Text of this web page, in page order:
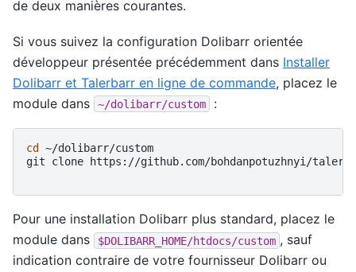
de deux manières courantes.
Si vous suivez la configuration Dolibarr orientée
développeur présentée précédemment dans Installer
Dolibarr et Talerbarr en ligne de commande, placez le
module dans
~/dolibarr/custom :
cd
~/dolibarr/custom
git
clone https://github.com/bohdanpotuzhnyi/
Pour une installation Dolibarr plus standard, placez le
module dans
$DOLIBARR_HOME/htdocs/custom , sauf
indication contraire de votre fournisseur Dolibarr ou